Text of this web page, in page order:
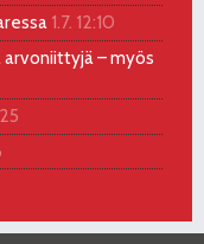
1.7. 12:10
arvoniittyjä – myös